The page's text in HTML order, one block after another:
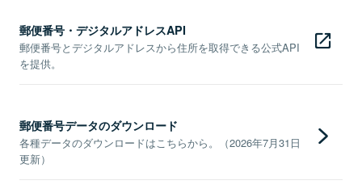
郵便番号・デジタルアドレスAPI
郵便番号とデジタルアドレスから住所を取得できる公式API
を提供。
郵便番号データのダウンロード
各種データのダウンロードはこちらから。（2026年7月31日
更新）